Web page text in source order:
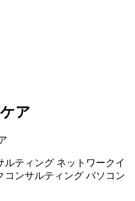
ア
ルティング ネットワークイ
コンサルティング パソコン